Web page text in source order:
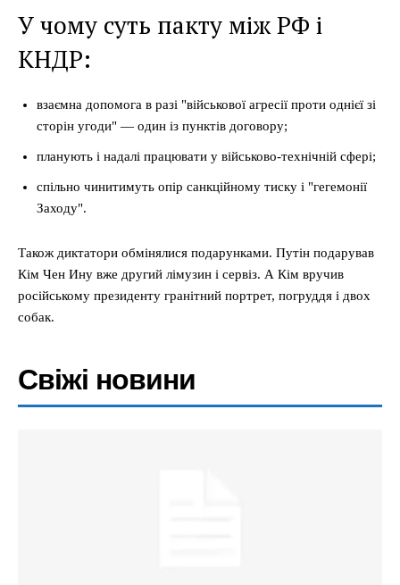
У чому суть пакту між РФ і
КНДР:
взаємна допомога в разі "військової агресії проти однієї зі
сторін угоди" — один із пунктів договору;
планують і надалі працювати у військово-технічній сфері;
спільно чинитимуть опір санкційному тиску і "гегемонії
Заходу".
Також диктатори обмінялися подарунками. Путін подарував
Кім Чен Ину вже другий лімузин і сервіз. А Кім вручив
російському президенту гранітний портрет, погруддя і двох
собак.
Свіжі новини